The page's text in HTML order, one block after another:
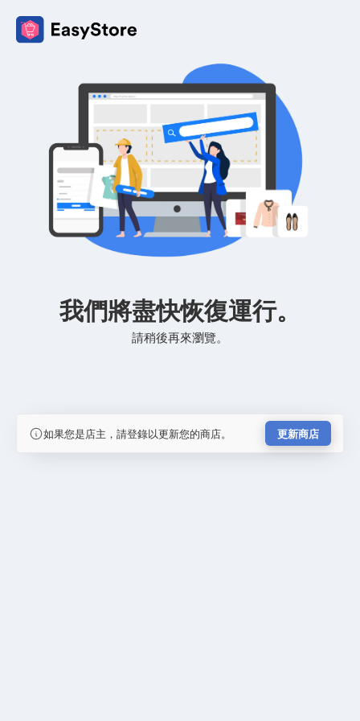
我們將盡快恢復運行。
請稍後再來瀏覽。
如果您是店主，請登錄以更新您的商店。 更新商店